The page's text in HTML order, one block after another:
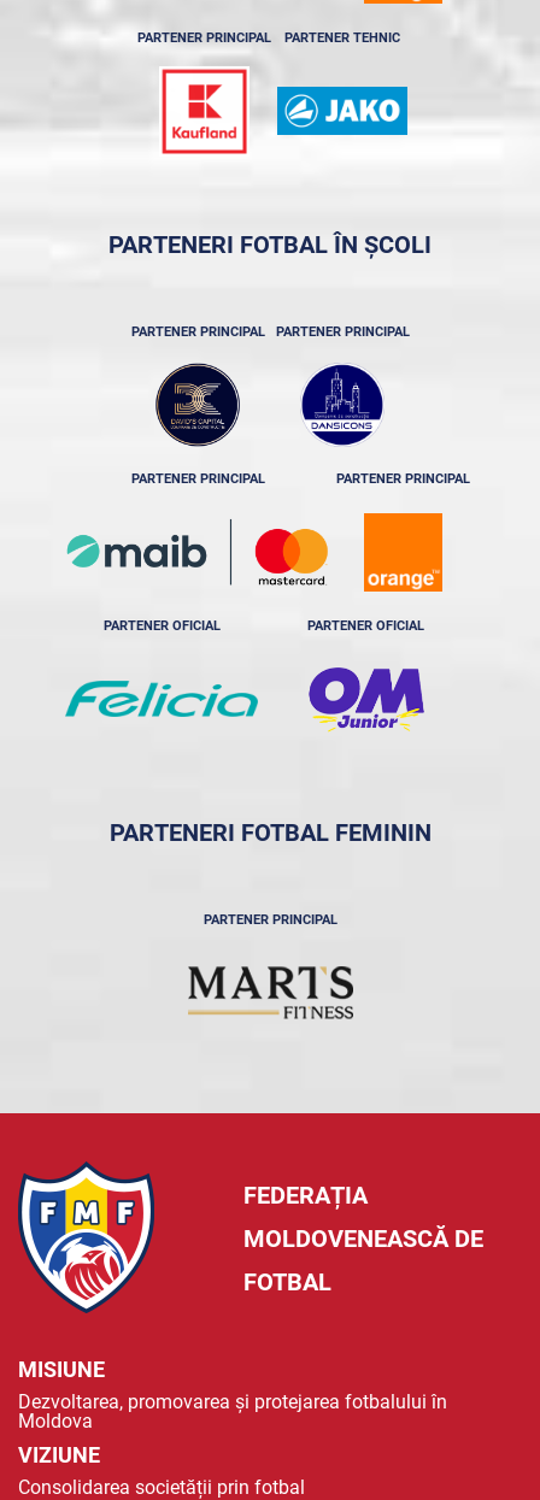
PARTENER PRINCIPAL PARTENER TEHNIC
PARTENERI FOTBAL ÎN ȘCOLI
PARTENER PRINCIPAL PARTENER PRINCIPAL
PARTENER PRINCIPAL PARTENER PRINCIPAL
PARTENER OFICIAL PARTENER OFICIAL
PARTENERI FOTBAL FEMININ
PARTENER PRINCIPAL
FEDERAȚIA
MOLDOVENEASCĂ DE
FOTBAL
MISIUNE
Dezvoltarea, promovarea și protejarea fotbalului în
Moldova
VIZIUNE
Consolidarea societății prin fotbal